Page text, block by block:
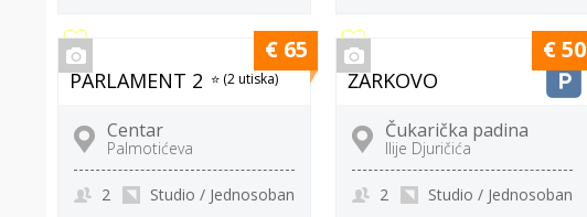
PARLAMENT 2 ⭐ (2 utiska)
Centar
Palmotićeva
Studio / Jednosoban
2
€ 65
ŽARKOVO
Čukarička padina
Ilije Djuričića
Studio / Jednosoban
2
€ 50